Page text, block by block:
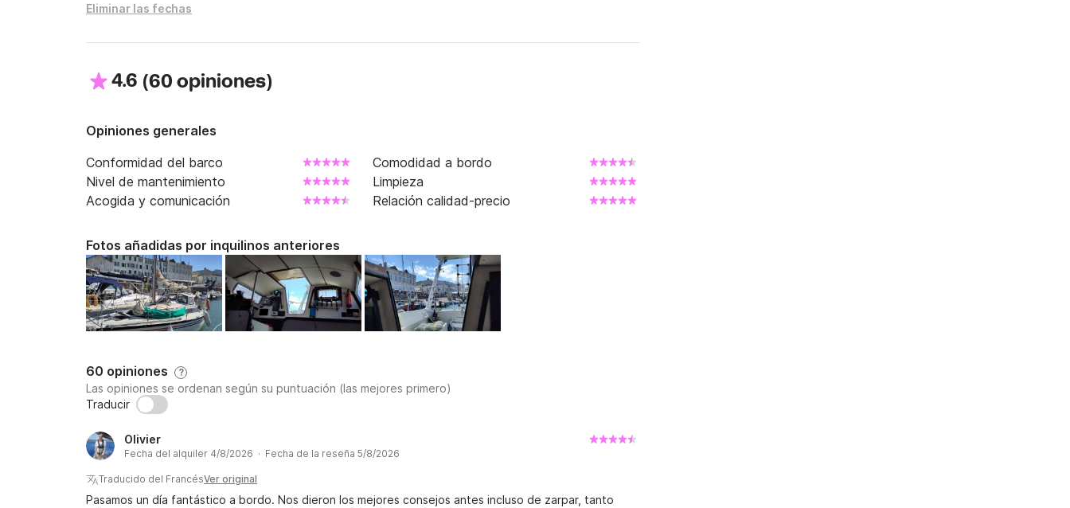
Eliminar las fechas
4.6 (60 opiniones)
Opiniones generales
Conformidad del barco
Comodidad a bordo
Nivel de mantenimiento
Limpieza
Acogida y comunicación
Relación calidad-precio
Fotos añadidas por inquilinos anteriores
60 opiniones ?
Las opiniones se ordenan según su puntuación (las mejores primero)
Traducir
Olivier
Fecha del alquiler 4/8/2026 · Fecha de la reseña 5/8/2026
Traducido del FrancésVer original
Pasamos un día fantástico a bordo. Nos dieron los mejores consejos antes incluso de zarpar, tanto